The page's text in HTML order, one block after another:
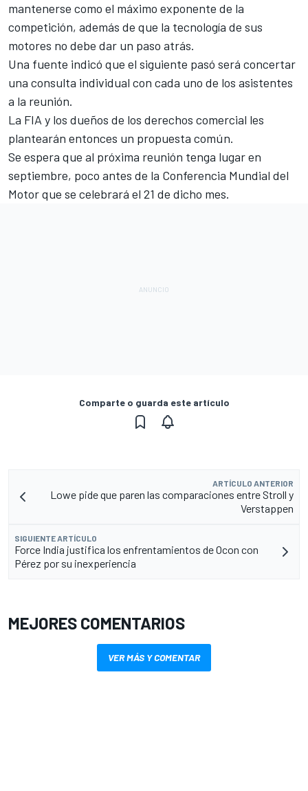
mantenerse como el máximo exponente de la
competición, además de que la tecnología de sus
motores no debe dar un paso atrás.
Una fuente indicó que el siguiente pasó será concertar
una consulta individual con cada uno de los asistentes
a la reunión.
La FIA y los dueños de los derechos comercial les
plantearán entonces un propuesta común.
Se espera que al próxima reunión tenga lugar en
septiembre, poco antes de la Conferencia Mundial del
Motor que se celebrará el 21 de dicho mes.
Comparte o guarda este artículo
ARTÍCULO ANTERIOR
Lowe pide que paren las comparaciones entre Stroll y
Verstappen
SIGUIENTE ARTÍCULO
Force India justifica los enfrentamientos de Ocon con
Pérez por su inexperiencia
MEJORES COMENTARIOS
VER MÁS Y COMENTAR